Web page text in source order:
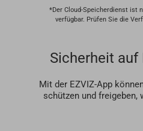
*Der Cloud-Speicherdienst ist
verfügbar. Prüfen Sie die
Sicherheit auf
Mit der EZVIZ-App
schützen und freigeben,